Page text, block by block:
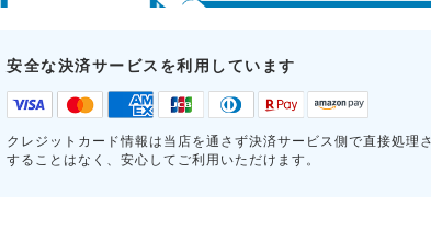
安全な決済サービスを利用しています
クレジットカード情報は当店を通さず決済サービス側で直接処理
することはなく、安心してご利用いただけます。